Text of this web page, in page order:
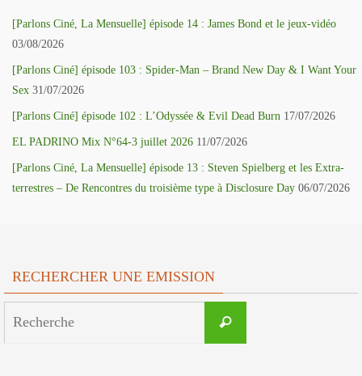
[Parlons Ciné, La Mensuelle] épisode 14 : James Bond et le jeux-vidéo
03/08/2026
[Parlons Ciné] épisode 103 : Spider-Man – Brand New Day & I Want Your
Sex 31/07/2026
[Parlons Ciné] épisode 102 : L’Odyssée & Evil Dead Burn 17/07/2026
EL PADRINO Mix N°64-3 juillet 2026 11/07/2026
[Parlons Ciné, La Mensuelle] épisode 13 : Steven Spielberg et les Extra-
terrestres – De Rencontres du troisième type à Disclosure Day 06/07/2026
RECHERCHER UNE EMISSION
Recherche